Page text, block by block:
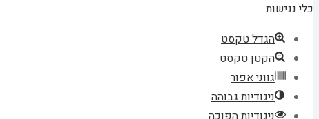
כלי נגישות
הגדל טקסט
הקטן טקסט
גווני אפור
ניגודיות גבוהה